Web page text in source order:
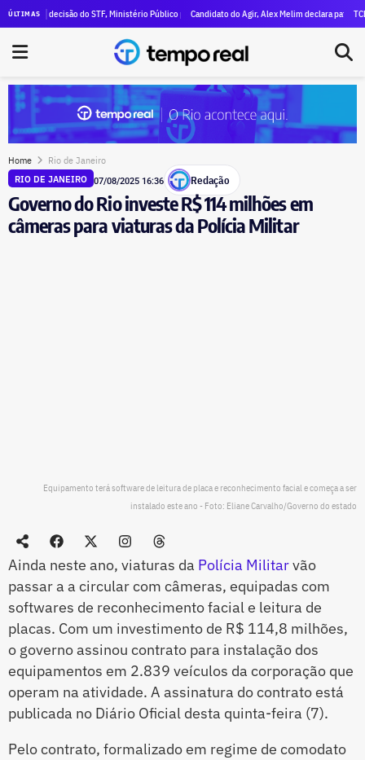
ÚLTIMAS
declara R$ 47 milhões em patrimônio
decisão do STF, Ministério Público pede execução da condenação e da inelegibilidade de
Candidato do Agir, Alex Melim declara patrimônio de
TCE-RJ
Home Rio de Janeiro
RIO DE JANEIRO 07/08/2025 16:36 Redação
Governo do Rio investe R$ 114 milhões em
câmeras para viaturas da Polícia Militar
Equipamento terá software de leitura de placa e reconhecimento facial e começa a ser
instalado este ano - Foto: Eliane Carvalho/Governo do estado
Ainda neste ano, viaturas da Polícia Militarvão
passar a a circular com câmeras, equipadas com
softwares de reconhecimento facial e leitura de
placas. Com um investimento de R$ 114,8 milhões,
o governo assinou contrato para instalação dos
equipamentos em 2.839 veículos da corporação que
operam na atividade. A assinatura do contrato está
publicada no Diário Oficial desta quinta-feira (7).
Pelo contrato, formalizado em regime de comodato